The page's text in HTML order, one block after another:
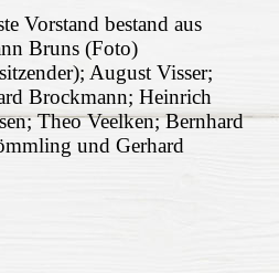
Vorstand bestand aus
Bruns (Foto)
August Visser;
Brockmann; Heinrich
Theo Veelken; Bernhard
und Gerhard